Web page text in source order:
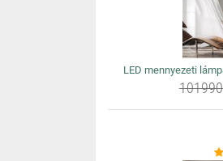
LED mennyezeti